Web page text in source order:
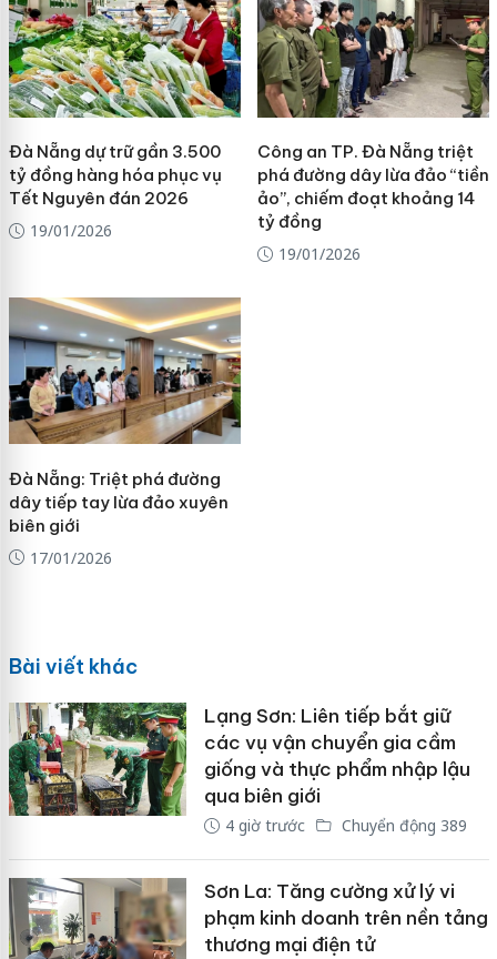
Đà Nẵng dự trữ gần 3.500
tỷ đồng hàng hóa phục vụ
Tết Nguyên đán 2026
19/01/2026
Công an TP. Đà Nẵng triệt
phá đường dây lừa đảo “tiền
ảo”, chiếm đoạt khoảng 14
tỷ đồng
19/01/2026
Đà Nẵng: Triệt phá đường
dây tiếp tay lừa đảo xuyên
biên giới
17/01/2026
Bài viết khác
Lạng Sơn: Liên tiếp bắt giữ
các vụ vận chuyển gia cầm
giống và thực phẩm nhập lậu
qua biên giới
4 giờ trước Chuyển động 389
Sơn La: Tăng cường xử lý vi
phạm kinh doanh trên nền tảng
thương mại điện tử